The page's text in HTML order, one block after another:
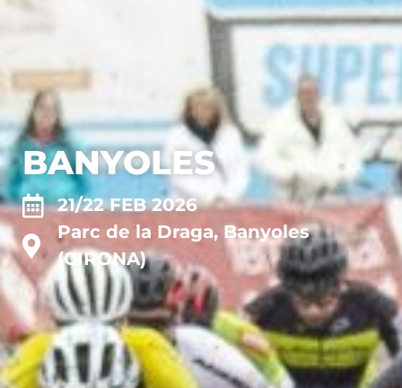
BANYOLES
21/22 FEB 2026
Parc de la Draga, Banyoles
(GIRONA)